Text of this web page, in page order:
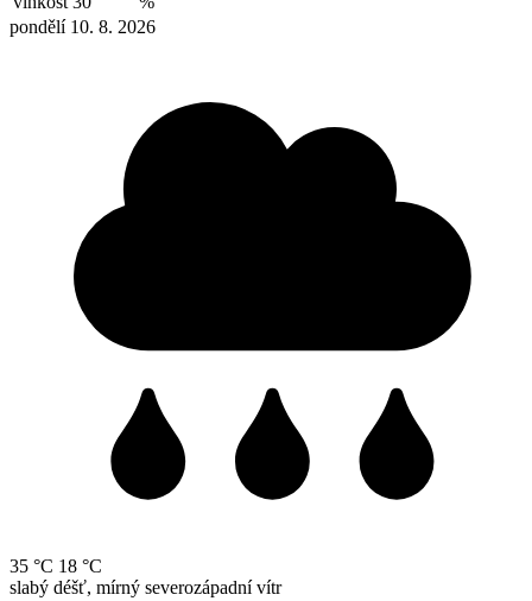
pondělí 10. 8. 2026
35 °C 18 °C
slabý déšť, mírný severozápadní vítr